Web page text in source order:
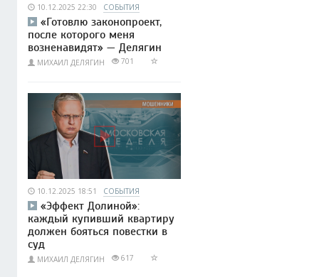
10.12.2025 22:30 СОБЫТИЯ
«Готовлю законопроект,
после которого меня
возненавидят» — Делягин
МИХАИЛ ДЕЛЯГИН 701
10.12.2025 18:51 СОБЫТИЯ
«Эффект Долиной»:
каждый купивший квартиру
должен бояться повестки в
суд
МИХАИЛ ДЕЛЯГИН 617